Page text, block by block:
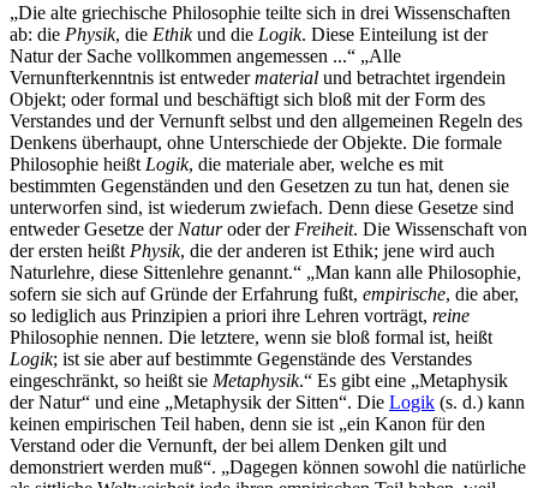
„Die alte griechische Philosophie teilte sich in drei Wissenschaften
ab: die Physik, die Ethikund die Logik. Diese Einteilung ist der
Natur der Sache vollkommen angemessen ...“ „Alle
Vernunfterkenntnis ist entwedermaterial und betrachtet irgendein
Objekt; oder formal und beschäftigt sich bloß mit der Form des
Verstandes und der Vernunft selbst und den allgemeinen Regeln des
Denkens überhaupt, ohne Unterschiede der Objekte. Die formale
Philosophie heißt Logik, die materiale aber, welche es mit
bestimmten Gegenständen und den Gesetzen zu tun hat, denen sie
unterworfen sind, ist wiederum zwiefach. Denn diese Gesetze sind
entweder Gesetze der Naturoder der Freiheit. Die Wissenschaft von
der ersten heißt Physik, die der anderen ist Ethik; jene wird auch
Naturlehre, diese Sittenlehre genannt.“ „Man kann alle Philosophie,
sofern sie sich auf Gründe der Erfahrung fußt, empirische, die aber,
so lediglich aus Prinzipien a priori ihre Lehren vorträgt, reine
Philosophie nennen. Die letztere, wenn sie bloß formal ist, heißt
Logik; ist sie aber auf bestimmte Gegenstände des Verstandes
eingeschränkt, so heißt sie Metaphysik.“ Es gibt eine „Metaphysik
der Natur“ und eine „Metaphysik der Sitten“. Die Logik (s. d.) kann
keinen empirischen Teil haben, denn sie ist „ein Kanon für den
Verstand oder die Vernunft, der bei allem Denken gilt und
demonstriert werden muß“. „Dagegen können sowohl die natürliche